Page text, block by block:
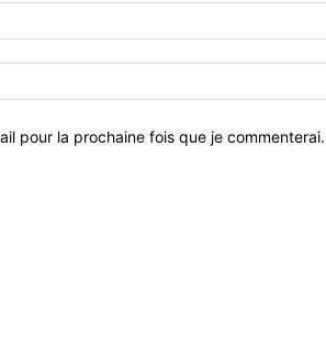
pour la prochaine fois que je